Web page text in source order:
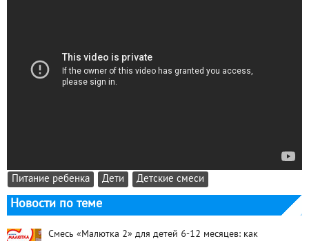
Питание ребенка Дети Детские смеси
Новости по теме
Смесь «Малютка 2» для детей 6-12 месяцев: как